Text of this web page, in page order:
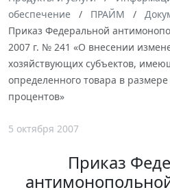
обеспечение
ПРАЙМ
Приказ Федеральной
2007 г. № 241 «О внесении
хозяйствующих субъектов,
определенного товара в
процентов»
5 октября 2007
Приказ